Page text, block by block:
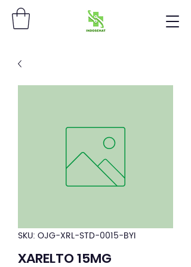
SKU: OJG-XRL-STD-0015-BYI
XARELTO 15MG